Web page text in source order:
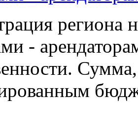
региона
-